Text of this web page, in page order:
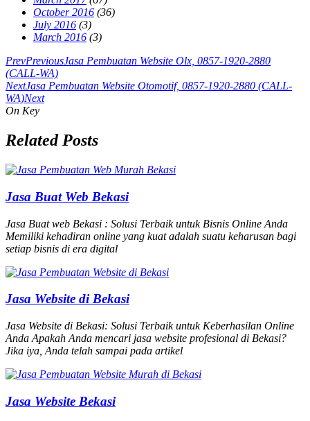
October 2016 (36)
July 2016 (3)
March 2016 (3)
PrevPreviousJasa Pembuatan Website Olx, 0857-1920-2880
(CALL-WA)
NextJasa Pembuatan Website Otomotif, 0857-1920-2880 (CALL-
WA)Next
On Key
Related Posts
Jasa Buat Web Bekasi
Jasa Buat web Bekasi : Solusi Terbaik untuk Bisnis Online Anda
Memiliki kehadiran online yang kuat adalah suatu keharusan bagi
setiap bisnis di era digital
Jasa Website di Bekasi
Jasa Website di Bekasi: Solusi Terbaik untuk Keberhasilan Online
Anda Apakah Anda mencari jasa website profesional di Bekasi?
Jika iya, Anda telah sampai pada artikel
Jasa Website Bekasi